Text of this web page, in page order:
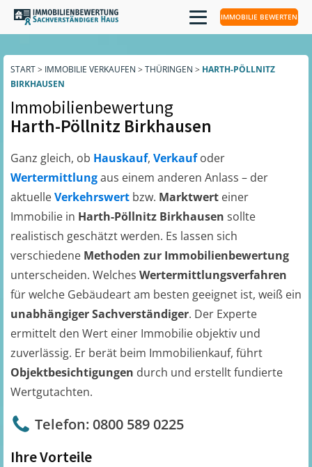
IMMOBILIE BEWERTEN
START> IMMOBILIE VERKAUFEN > THÜRINGEN > HARTH-PÖLLNITZ
BIRKHAUSEN
Immobilienbewertung
Harth-Pöllnitz Birkhausen
Ganz gleich, ob Hauskauf, Verkaufoder
Wertermittlungaus einem anderen Anlass – der
aktuelleVerkehrswert bzw. Marktwert einer
Immobilie in Harth-Pöllnitz Birkhausen sollte
realistisch geschätzt werden. Es lassen sich
verschiedene Methoden zur Immobilienbewertung
unterscheiden. Welches Wertermittlungsverfahren
für welche Gebäudeart am besten geeignet ist, weiß ein
unabhängiger Sachverständiger. Der Experte
ermittelt den Wert einer Immobilie objektiv und
zuverlässig. Er berät beim Immobilienkauf, führt
Objektbesichtigungen durch und erstellt fundierte
Wertgutachten.
Telefon: 0800 589 0225
Ihre Vorteile